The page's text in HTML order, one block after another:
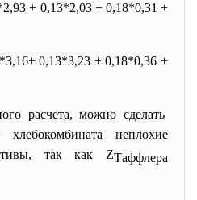
+ 0,13*2,03 + 0,18*0,31 +
0,13*3,23 + 0,18*0,36 +
расчета, можно сделать
неплохие
так как ZТаффлера